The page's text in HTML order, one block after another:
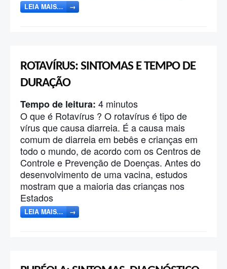
LEIA MAIS… →
ROTAVÍRUS: SINTOMAS E TEMPO DE
DURAÇÃO
Tempo de leitura: 4 minutos
O que é Rotavírus ? O rotavírus é tipo de
vírus que causa diarreia. É a causa mais
comum de diarreia em bebês e crianças em
todo o mundo, de acordo com os Centros de
Controle e Prevenção de Doenças. Antes do
desenvolvimento de uma vacina, estudos
mostram que a maioria das crianças nos
Estados
LEIA MAIS… →